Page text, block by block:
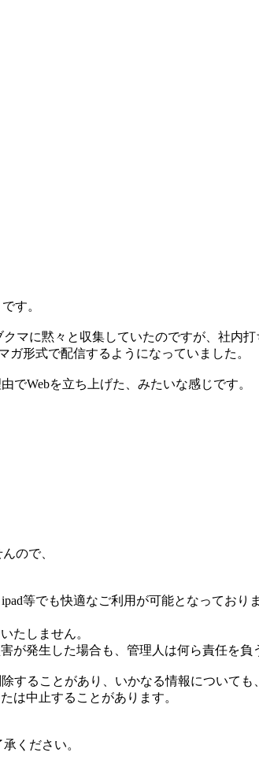
す。
マに黙々と収集していたのですが、社内
形式で配信するようになっていました。
でWebを立ち上げた、みたいな感じです。
ので、
等でも快適なご利用が可能となっておりま
たしません。
発生した場合も、管理人は何ら責任を負
ることがあり、いかなる情報についても
は中止することがあります。
ください。